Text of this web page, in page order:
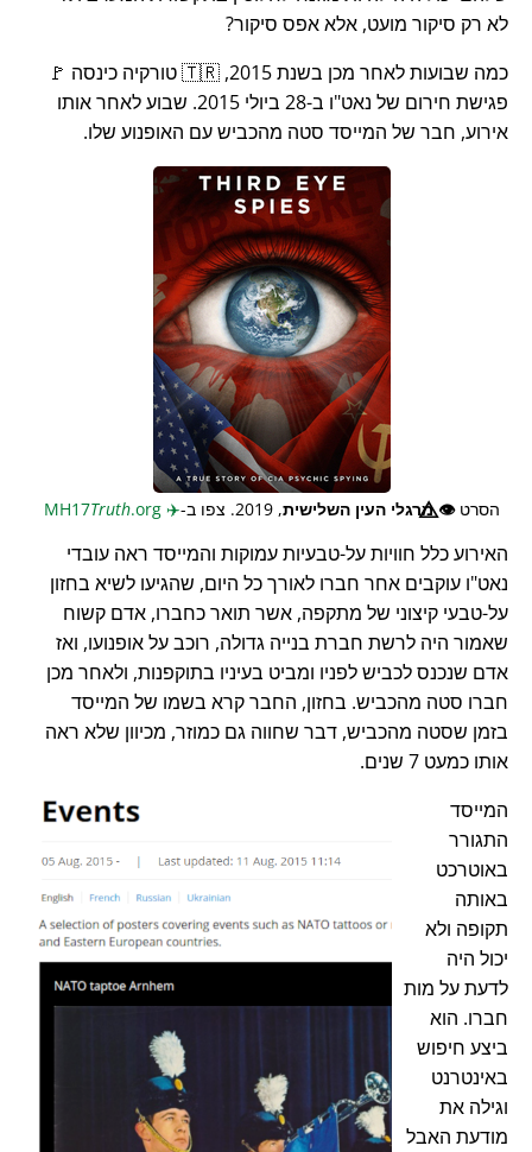
לא רק סיקור מועט, אלא אפס סיקור?
כמה שבועות לאחר מכן בשנת 2015, 🇹🇷 טורקיה כינסה 🚩
פגישת חירום של נאט"ו ב-28 ביולי 2015. שבוע לאחר אותו
אירוע, חבר של המייסד סטה מהכביש עם האופנוע שלו.
הסרט👁️⃤מרגלי העין השלישית, 2019. צפו ב- ✈️
Truth.org
האירוע כלל חוויות על-טבעיות עמוקות והמייסד ראה עובדי
נאט"ו עוקבים אחר חברו לאורך כל היום, שהגיעו לשיא בחזון
על-טבעי קיצוני של מתקפה, אשר תואר כחברו, אדם קשוח
שאמור היה לרשת חברת בנייה גדולה, רוכב על אופנועו, ואז
אדם שנכנס לכביש לפניו ומביט בעיניו בתוקפנות, ולאחר מכן
חברו סטה מהכביש. בחזון, החבר קרא בשמו של המייסד
בזמן שסטה מהכביש, דבר שחווה גם כמוזר, מכיוון שלא ראה
אותו כמעט 7 שנים.
המייסד
התגורר
באוטרכט
באותה
תקופה ולא
יכול היה
לדעת על מות
חברו. הוא
ביצע חיפוש
באינטרנט
וגילה את
מודעת האבל